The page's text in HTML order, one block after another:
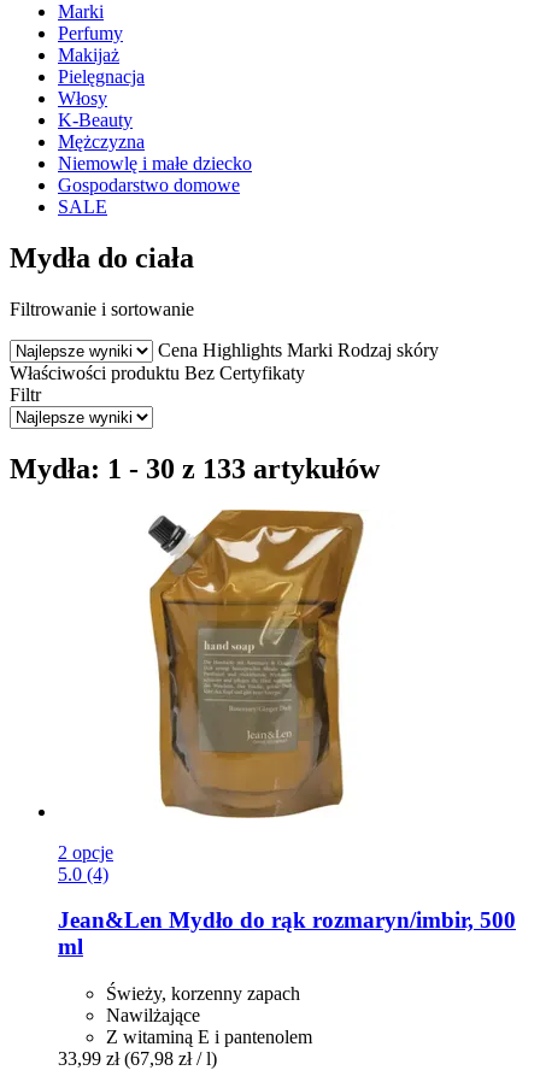
Marki
Perfumy
Makijaż
Pielęgnacja
Włosy
K-Beauty
Mężczyzna
Niemowlę i małe dziecko
Gospodarstwo domowe
SALE
Mydła do ciała
Filtrowanie i sortowanie
Cena Highlights Marki Rodzaj skóry
Właściwości produktu Bez Certyfikaty
Filtr
Mydła: 1 - 30 z 133 artykułów
2 opcje
5.0 (4)
Jean&Len Mydło do rąk rozmaryn/imbir, 500
ml
Świeży, korzenny zapach
Nawilżające
Z witaminą E i pantenolem
33,99 zł (67,98 zł / l)